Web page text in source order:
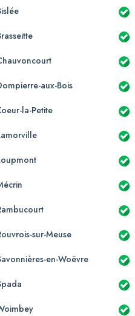
aux-Bois
la-Petite
sur-Meuse
en-Woëvre